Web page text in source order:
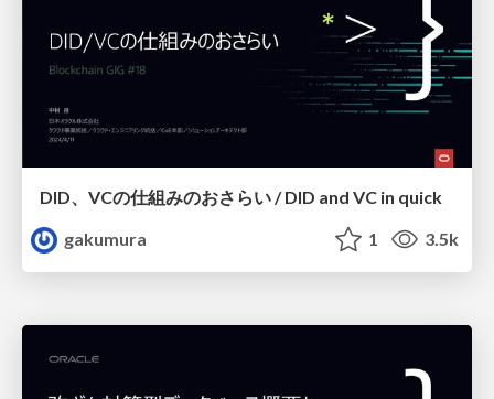
DID、VCの仕組みのおさらい / DID and VC in quick
gakumura
1 3.5k